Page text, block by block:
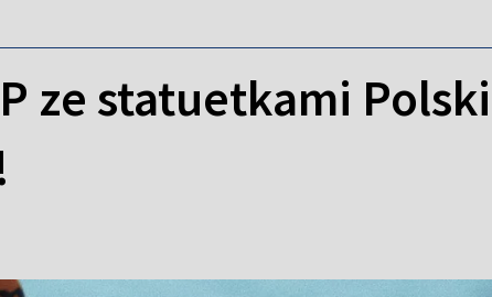
ze statuetkami